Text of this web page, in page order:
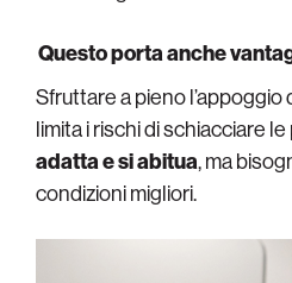
Questo porta anche
Sfruttare a pieno
limita i rischi di schiacciare
adatta e si abitua, ma
condizioni migliori.